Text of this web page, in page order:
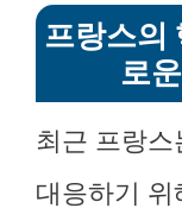
프랑스의
로
최근 프랑
대응하기